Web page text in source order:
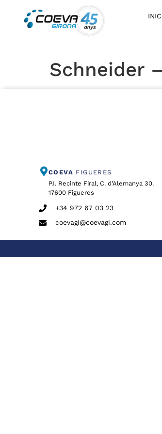
Schneider
COEVA FIGUERES
P.I. Recinte Firal, C. d'Alemanya 30.
17600 Figueres
+34 972 67 03 23
coevagi@coevagi.com